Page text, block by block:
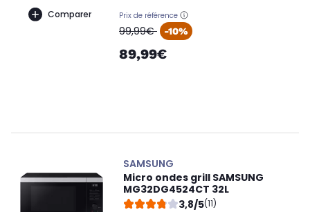
Comparer Prix de référence
oldPrice
99,99€ -10%
89,99€
SAMSUNG
Micro ondes grill SAMSUNG
MG32DG4524CT 32L
3,8/5(11)